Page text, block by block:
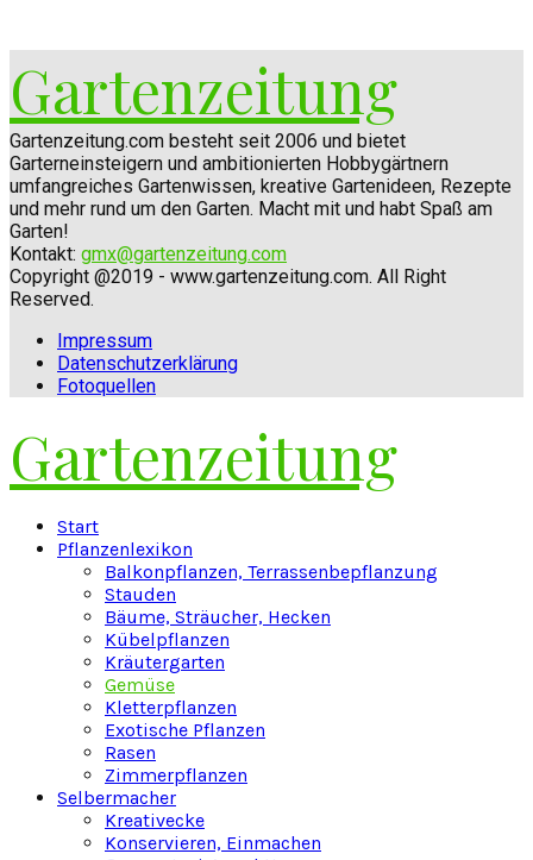
Gartenzeitung
Gartenzeitung.com besteht seit 2006 und bietet
Garterneinsteigern und ambitionierten Hobbygärtnern
umfangreiches Gartenwissen, kreative Gartenideen, Rezepte
und mehr rund um den Garten. Macht mit und habt Spaß am
Garten!
Kontakt: gmx@gartenzeitung.com
Copyright @2019 - www.gartenzeitung.com. All Right
Reserved.
Impressum
Datenschutzerklärung
Fotoquellen
Gartenzeitung
Start
Pflanzenlexikon
Balkonpflanzen, Terrassenbepflanzung
Stauden
Bäume, Sträucher, Hecken
Kübelpflanzen
Kräutergarten
Gemüse
Kletterpflanzen
Exotische Pflanzen
Rasen
Zimmerpflanzen
Selbermacher
Kreativecke
Konservieren, Einmachen